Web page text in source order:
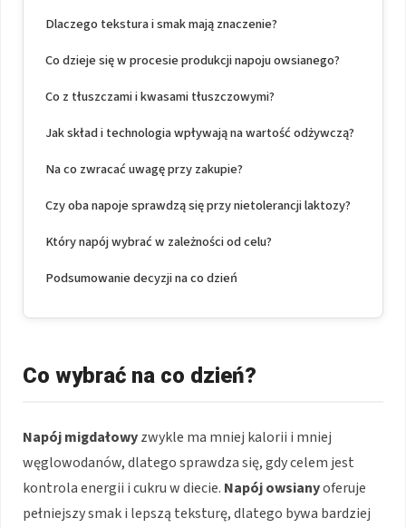
Dlaczego tekstura i smak mają znaczenie?
Co dzieje się w procesie produkcji napoju owsianego?
Co z tłuszczami i kwasami tłuszczowymi?
Jak skład i technologia wpływają na wartość odżywczą?
Na co zwracać uwagę przy zakupie?
Czy oba napoje sprawdzą się przy nietolerancji laktozy?
Który napój wybrać w zależności od celu?
Podsumowanie decyzji na co dzień
Co wybrać na co dzień?
Napój migdałowyzwykle ma mniej kalorii i mniej
węglowodanów, dlatego sprawdza się, gdy celem jest
kontrola energii i cukru w diecie. Napój owsianyoferuje
pełniejszy smak i lepszą teksturę, dlatego bywa bardziej